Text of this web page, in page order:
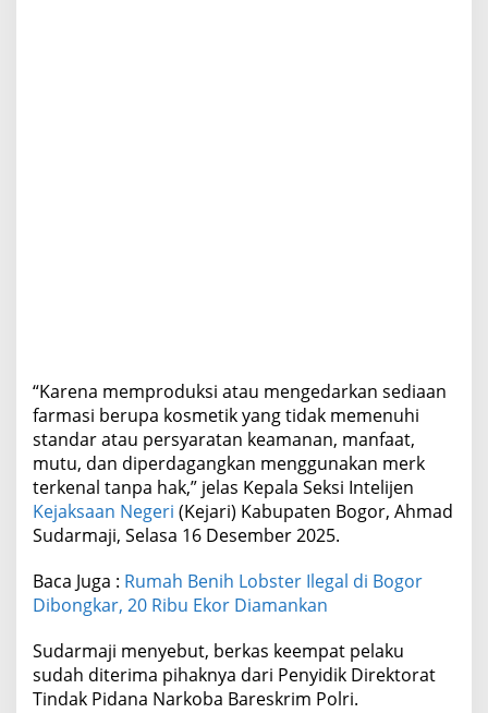
“Karena memproduksi atau mengedarkan sediaan
farmasi berupa kosmetik yang tidak memenuhi
standar atau persyaratan keamanan, manfaat,
mutu, dan diperdagangkan menggunakan merk
terkenal tanpa hak,” jelas Kepala Seksi Intelijen
Kejaksaan Negeri (Kejari) Kabupaten Bogor, Ahmad
Sudarmaji, Selasa 16 Desember 2025.
Baca Juga : Rumah Benih Lobster Ilegal di Bogor
Dibongkar, 20 Ribu Ekor Diamankan
Sudarmaji menyebut, berkas keempat pelaku
sudah diterima pihaknya dari Penyidik Direktorat
Tindak Pidana Narkoba Bareskrim Polri.